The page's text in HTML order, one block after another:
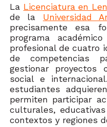
La Licenciatura en
de la Universidad
precisamente esa
programa
profesional de cuatro
de competencias
gestionar proyectos
social e
estudiantes
permiten participar
culturales,
contextos y regiones